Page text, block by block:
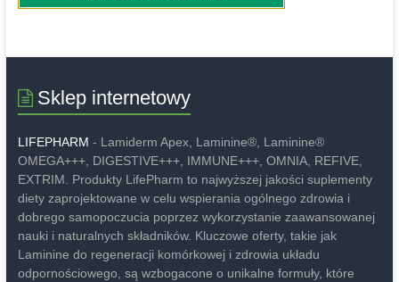
Sklep internetowy
LIFEPHARM - Lamiderm Apex, Laminine®, Laminine®
OMEGA+++, DIGESTIVE+++, IMMUNE+++, OMNIA, REFIVE,
EXTRIM. Produkty LifePharm to najwyższej jakości suplementy
diety zaprojektowane w celu wspierania ogólnego zdrowia i
dobrego samopoczucia poprzez wykorzystanie zaawansowanej
nauki i naturalnych składników. Kluczowe oferty, takie jak
Laminine do regeneracji komórkowej i zdrowia układu
odpornościowego, są wzbogacone o unikalne formuły, które